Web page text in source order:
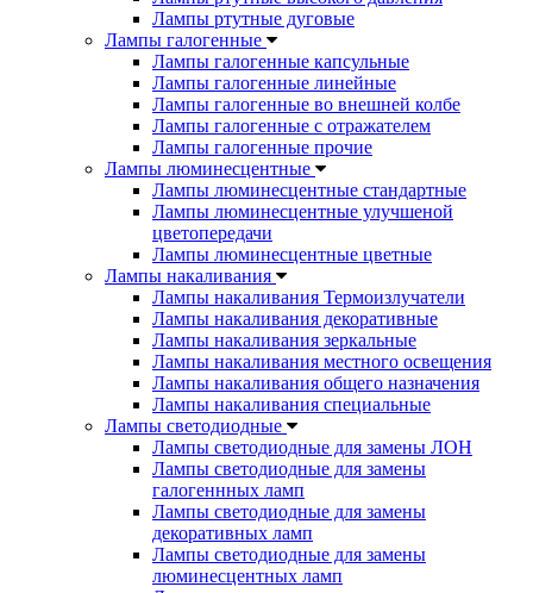
Лампы ртутные дуговые
Лампы галогенные
Лампы галогенные капсульные
Лампы галогенные линейные
Лампы галогенные во внешней колбе
Лампы галогенные с отражателем
Лампы галогенные прочие
Лампы люминесцентные
Лампы люминесцентные стандартные
Лампы люминесцентные улучшеной
цветопередачи
Лампы люминесцентные цветные
Лампы накаливания
Лампы накаливания Термоизлучатели
Лампы накаливания декоративные
Лампы накаливания зеркальные
Лампы накаливания местного освещения
Лампы накаливания общего назначения
Лампы накаливания специальные
Лампы светодиодные
Лампы светодиодные для замены ЛОН
Лампы светодиодные для замены
галогеннных ламп
Лампы светодиодные для замены
декоративных ламп
Лампы светодиодные для замены
люминесцентных ламп